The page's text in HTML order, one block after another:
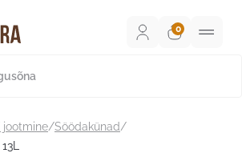
/Söödakünad/